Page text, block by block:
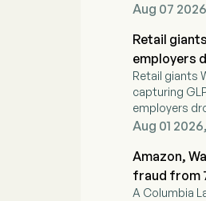
Aug 07
Retail
employers
Retail giants
capturing
employers
direct-to-
Aug 01 2026,
Amazon,
fraud from
A Columbia